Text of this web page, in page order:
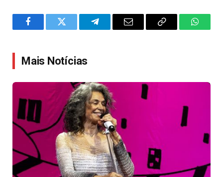
FacebookTwitter TelegramEmail
Copy
Mais Notícias